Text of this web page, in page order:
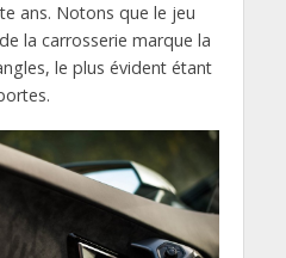
ans. Notons que le jeu
la carrosserie marque la
le plus évident étant